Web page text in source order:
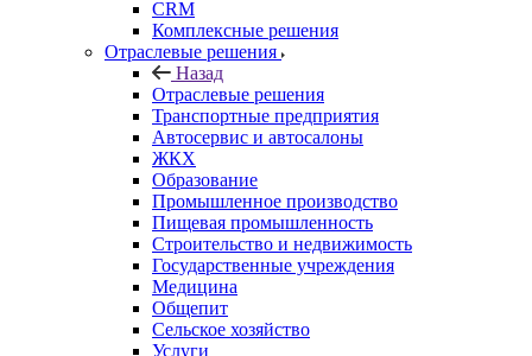
CRM
Комплексные решения
Отраслевые решения
Назад
Отраслевые решения
Транспортные предприятия
Автосервис и автосалоны
ЖКХ
Образование
Промышленное производство
Пищевая промышленность
Строительство и недвижимость
Государственные учреждения
Медицина
Общепит
Сельское хозяйство
Услуги